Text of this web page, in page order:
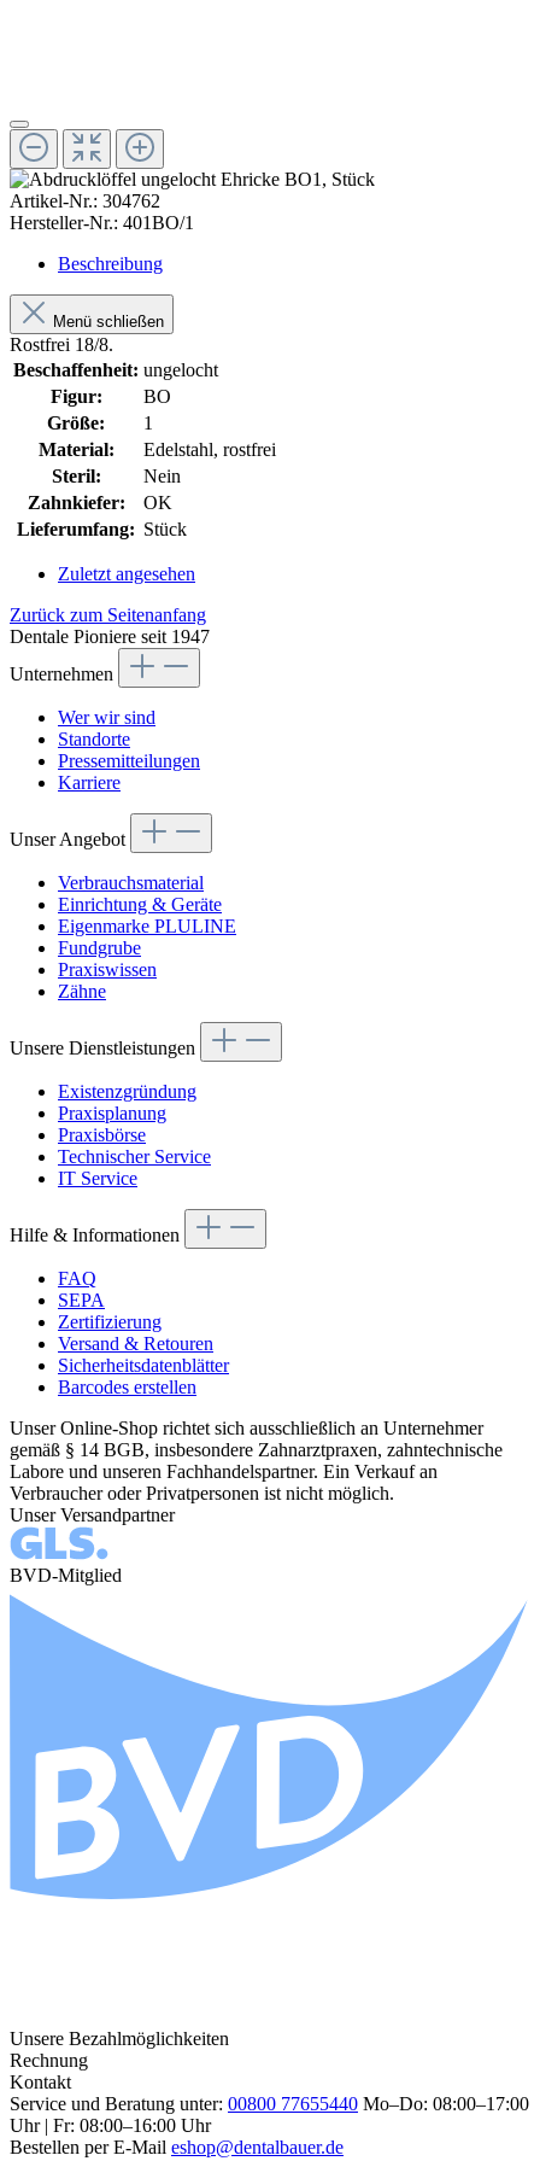
Artikel-Nr.: 304762
Hersteller-Nr.: 401BO/1
Beschreibung
Menü schließen
Rostfrei 18/8.
Beschaffenheit: ungelocht
Figur:
BO
Größe:
1
Material:
Edelstahl, rostfrei
Steril:
Nein
Zahnkiefer:
OK
Lieferumfang: Stück
Zuletzt angesehen
Zurück zum Seitenanfang
Dentale Pioniere seit 1947
Unternehmen
Wer wir sind
Standorte
Pressemitteilungen
Karriere
Unser Angebot
Verbrauchsmaterial
Einrichtung & Geräte
Eigenmarke PLULINE
Fundgrube
Praxiswissen
Zähne
Unsere Dienstleistungen
Existenzgründung
Praxisplanung
Praxisbörse
Technischer Service
IT Service
Hilfe & Informationen
FAQ
SEPA
Zertifizierung
Versand & Retouren
Sicherheitsdatenblätter
Barcodes erstellen
Unser Online-Shop richtet sich ausschließlich an Unternehmer
gemäß § 14 BGB, insbesondere Zahnarztpraxen, zahntechnische
Labore und unseren Fachhandelspartner. Ein Verkauf an
Verbraucher oder Privatpersonen ist nicht möglich.
Unser Versandpartner
BVD-Mitglied
Unsere Bezahlmöglichkeiten
Rechnung
Kontakt
Service und Beratung unter: 00800 77655440 Mo–Do: 08:00–17:00
Uhr | Fr: 08:00–16:00 Uhr
Bestellen per E-Mail eshop@dentalbauer.de